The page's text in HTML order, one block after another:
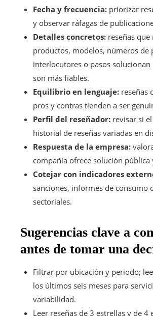
Fecha y frecuencia: priorizar
y observar ráfagas de
Detalles concretos: reseñas
productos, modelos, números de
interlocutores o pasos
son más fiables.
Equilibrio en lenguaje: reseñas
pros y contras tienden a ser
Perfil del reseñador: revisar si
historial de reseñas variadas en
Respuesta de la empresa:
compañía ofrece solución pública
Cotejar con indicadores
sanciones, informes de consumo
sectoriales.
Sugerencias clave a
antes de tomar una
Filtrar por ubicación y periodo;
los últimos seis meses para
variabilidad.
Leer reseñas de 3 estrellas y de 4